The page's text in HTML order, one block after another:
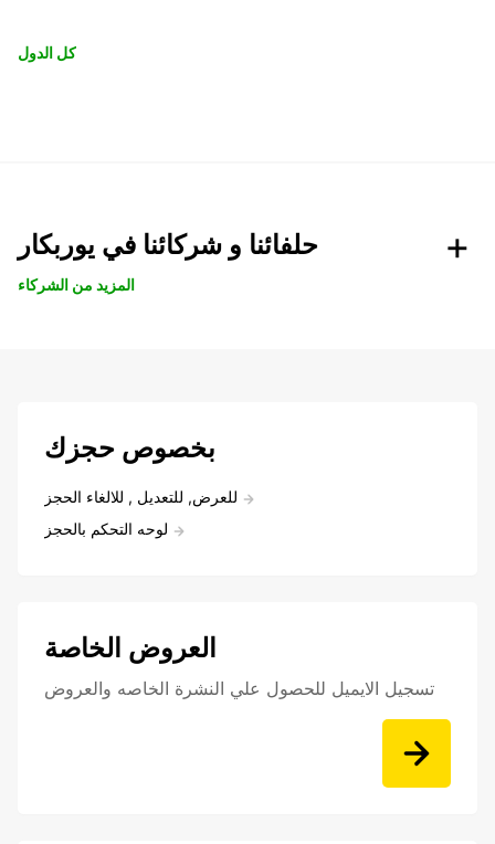
كل الدول
حلفائنا و شركائنا في يوربكار
المزيد من الشركاء
بخصوص حجزك
للعرض, للتعديل , للالغاء الحجز
لوحه التحكم بالحجز
العروض الخاصة
تسجيل الايميل للحصول علي النشرة الخاصه والعروض